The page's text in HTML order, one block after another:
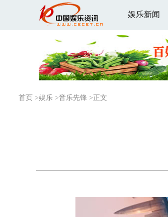
娱乐新闻
首页 >娱乐 >音乐先锋 >正文